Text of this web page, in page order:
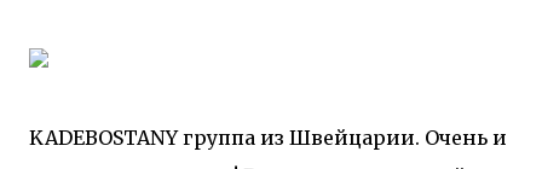
KADEBOSTANY группа из Швейцарии. Очень и